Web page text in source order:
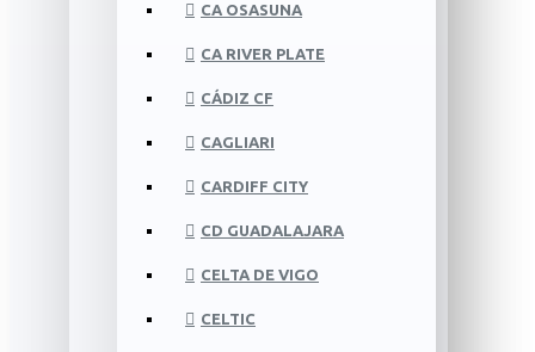
CA OSASUNA
CA RIVER PLATE
CÁDIZ CF
CAGLIARI
CARDIFF CITY
CD GUADALAJARA
CELTA DE VIGO
CELTIC